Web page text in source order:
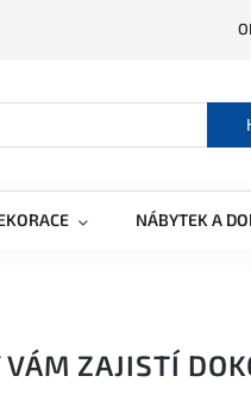
NÁBYTEK A
ZAJISTÍ